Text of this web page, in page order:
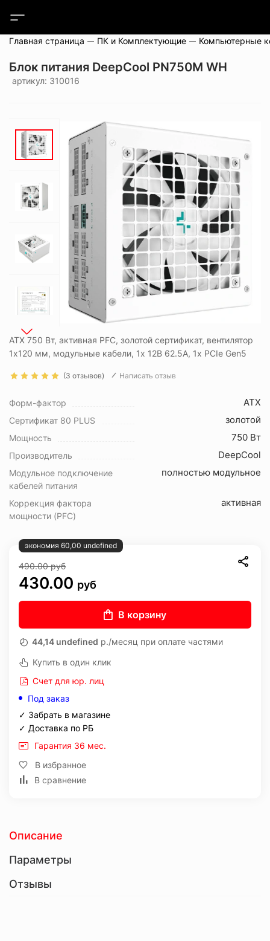
Главная страница ПК и Комплектующие Компьютерные
Блок питания DeepCool PN750M WH
артикул: 310016
ATX 750 Вт, активная PFC, золотой сертификат, вентилятор
1x120 мм, модульные кабели, 1x 12В 62.5А, 1x PCIe Gen5
(3 отзывов) Написать отзыв
Форм-фактор ATX
Сертификат 80 PLUS золотой
Мощность 750 Вт
Производитель DeepCool
Модульное подключение
кабелей питания
полностью модульное
Коррекция фактора
мощности (PFC)
активная
экономия 60,00 undefined
490.00руб
430.00 руб
В корзину
44,14 undefined р./месяц при оплате частями
Купить в один клик
Счет для юр. лиц
Под заказ
✓ Забрать в магазине
✓ Доставка по РБ
Гарантия 36 мес.
В избранное
В сравнение
Описание
Параметры
Отзывы